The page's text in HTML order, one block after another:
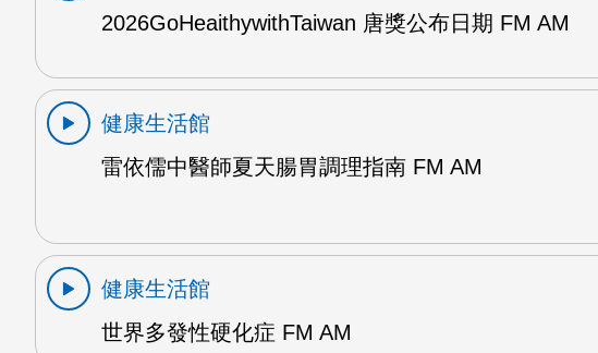
2026GoHeaithywithTaiwan 唐獎公布日期 FM AM
健康生活館
雷依儒中醫師夏天腸胃調理指南 FM AM
健康生活館
世界多發性硬化症 FM AM